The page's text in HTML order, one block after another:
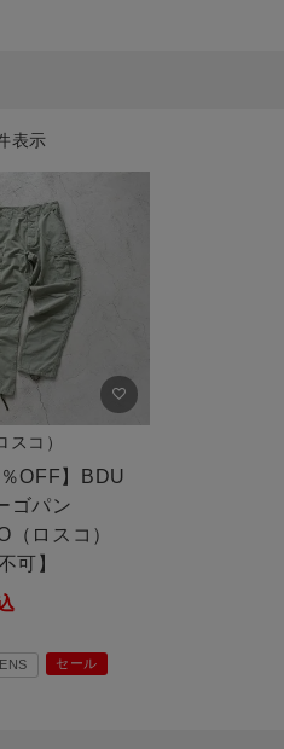
表示
コ）
OFF】BDU
ゴパン
ロスコ）
可】
セール